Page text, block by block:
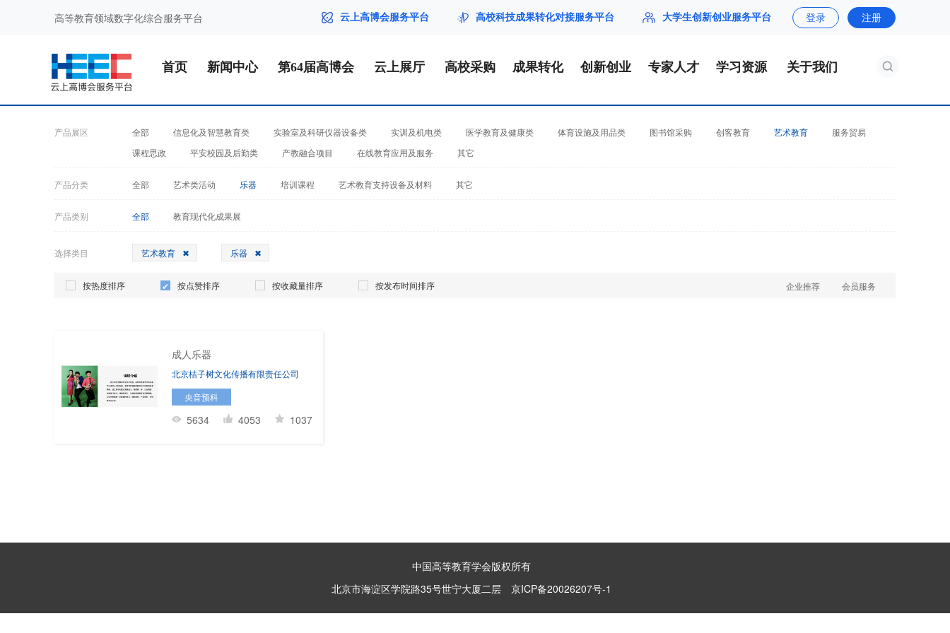
高等教育领域数字化综合服务平台 云上高博会服务平台 高校科技成果转化对接服务平台 大学生创新创业服务平台 登录 注册
首页 新闻中心 第64届高博会 云上展厅 高校采购 成果转化 创新创业 专家人才 学习资源 关于我们
产品展区 全部 信息化及智慧教育类 实验室及科研仪器设备类 实训及机电类 医学教育及健康类 体育设施及用品类 图书馆采购 创客教育 艺术教育
服务贸易
课程思政
平安校园及后勤类 产教融合项目 在线教育应用及服务 其它
产品分类 全部 艺术类活动 乐器 培训课程 艺术教育支持设备及材料 其它
产品类别 全部 教育现代化成果展
选择类目 艺术教育 乐器
按热度排序 按点赞排序 按收藏量排序 按发布时间排序 企业推荐 会员服务
成人乐器
北京桔子树文化传播有限责任公司
央音预科
5634 4053 1037
中国高等教育学会版权所有
北京市海淀区学院路35号世宁大厦二层
京ICP备20026207号-1